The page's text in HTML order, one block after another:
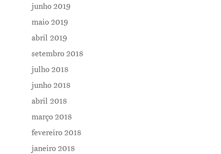
junho 2019
maio 2019
abril 2019
setembro 2018
julho 2018
junho 2018
abril 2018
março 2018
fevereiro 2018
janeiro 2018